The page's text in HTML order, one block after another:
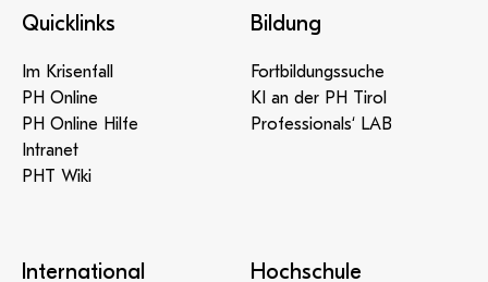
Quicklinks
Im Krisenfall
PH Online
PH Online Hilfe
Intranet
PHT Wiki
Bildung
Fortbildungssuche
KI an der PH Tirol
Professionals‘ LAB
International Hochschule